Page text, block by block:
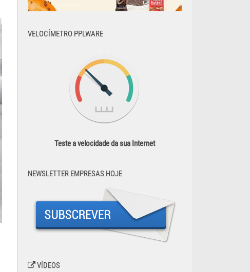
VELOCÍMETRO PPLWARE
Teste a velocidade da sua Internet
NEWSLETTER EMPRESAS HOJE
VÍDEOS